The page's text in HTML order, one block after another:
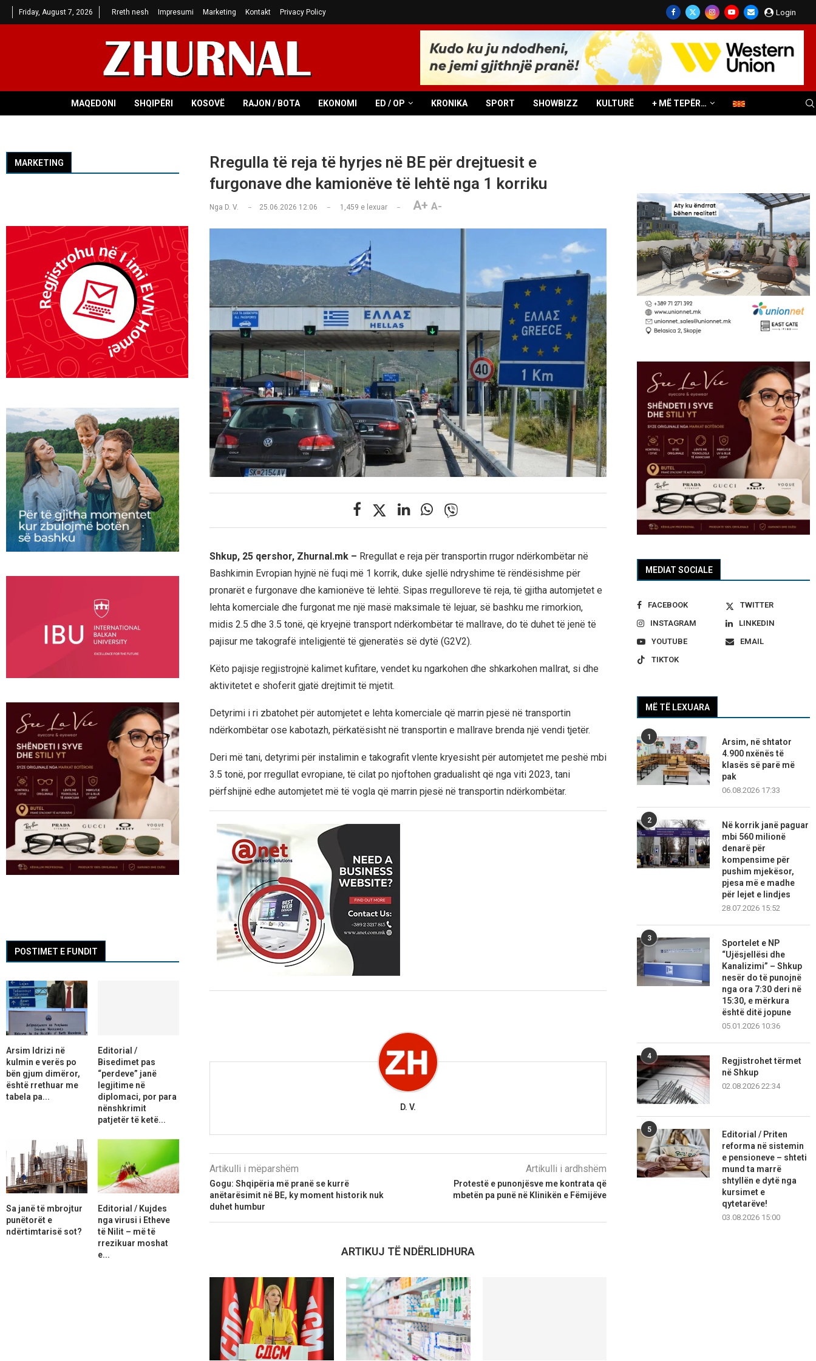
Friday, August 7, 2026 Rreth nesh Impresumi Marketing Kontakt Privacy Policy Login
MAQEDONI SHQIPËRI KOSOVË RAJON / BOTA EKONOMI ED / OP KRONIKA SPORT SHOWBIZZ KULTURË + MË TEPËR…
Rregulla të reja të hyrjes në BE për drejtuesit e
furgonave dhe kamionëve të lehtë nga 1 korriku
Nga D. V. 25.06.2026 12:06 1,459 e lexuar A+ A-
Shkup, 25 qershor, Zhurnal.mk – Rregullat e reja për transportin rrugor ndërkombëtar në
Bashkimin Evropian hyjnë në fuqi më 1 korrik, duke sjellë ndryshime të rëndësishme për
pronarët e furgonave dhe kamionëve të lehtë. Sipas rregulloreve të reja, të gjitha automjetet e
lehta komerciale dhe furgonat me një masë maksimale të lejuar, së bashku me rimorkion,
midis 2.5 dhe 3.5 tonë, që kryejnë transport ndërkombëtar të mallrave, do të duhet të jenë të
pajisur me takografë inteligjentë të gjeneratës së dytë (G2V2).
Këto pajisje regjistrojnë kalimet kufitare, vendet ku ngarkohen dhe shkarkohen mallrat, si dhe
aktivitetet e shoferit gjatë drejtimit të mjetit.
Detyrimi i ri zbatohet për automjetet e lehta komerciale që marrin pjesë në transportin
ndërkombëtar ose kabotazh, përkatësisht në transportin e mallrave brenda një vendi tjetër.
Deri më tani, detyrimi për instalimin e takografit vlente kryesisht për automjetet me peshë mbi
3.5 tonë, por rregullat evropiane, të cilat po njoftohen gradualisht që nga viti 2023, tani
përfshijnë edhe automjetet më të vogla që marrin pjesë në transportin ndërkombëtar.
D. V.
Artikulli i mëparshëm
Gogu: Shqipëria më pranë se kurrë
anëtarësimit në BE, ky moment historik nuk
duhet humbur
Artikulli i ardhshëm
Protestë e punonjësve me kontrata që
mbetën pa punë në Klinikën e Fëmijëve
ARTIKUJ TË NDËRLIDHURA
MEDIAT SOCIALE
FACEBOOK
TWITTER
INSTAGRAM
LINKEDIN
YOUTUBE
EMAIL
TIKTOK
MË TË LEXUARA
1
Arsim, në shtator
4.900 nxënës të
klasës së parë më
pak
06.08.2026 17:33
2
Në korrik janë paguar
mbi 560 milionë
denarë për
kompensime për
pushim mjekësor,
pjesa më e madhe
për lejet e lindjes
28.07.2026 15:52
3
Sportelet e NP
“Ujësjellësi dhe
Kanalizimi” – Shkup
nesër do të punojnë
nga ora 7:30 deri në
15:30, e mërkura
është ditë jopune
05.01.2026 10:36
4
Regjistrohet tërmet
në Shkup
02.08.2026 22:34
5
Editorial / Priten
reforma në sistemin
e pensioneve – shteti
mund ta marrë
shtyllën e dytë nga
kursimet e
qytetarëve!
03.08.2026 15:00
MARKETING
POSTIMET E FUNDIT
Arsim Idrizi në
kulmin e verës po
bën gjum dimëror,
është rrethuar me
tabela pa...
Editorial /
Bisedimet pas
“perdeve” janë
legjitime në
diplomaci, por para
nënshkrimit
patjetër të ketë...
Sa janë të mbrojtur
punëtorët e
ndërtimtarisë sot?
Editorial / Kujdes
nga virusi i Etheve
të Nilit – më të
rrezikuar moshat
e...